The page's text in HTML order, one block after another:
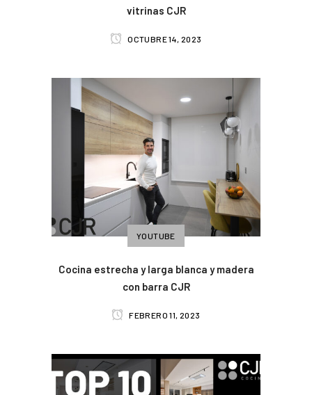
vitrinas CJR
OCTUBRE 14, 2023
YOUTUBE
Cocina estrecha y larga blanca y madera
con barra CJR
FEBRERO 11, 2023